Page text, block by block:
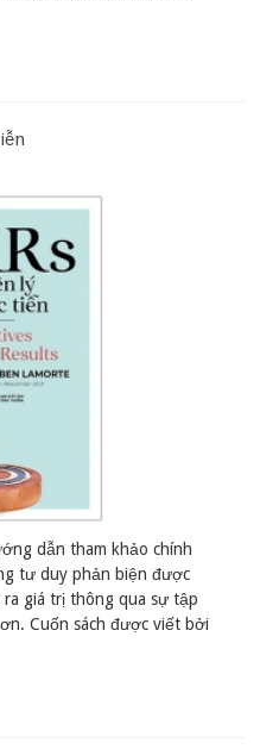
dẫn tham khảo chính
tư duy phản biện được
giá trị thông qua sự tập
Cuốn sách được viết bởi